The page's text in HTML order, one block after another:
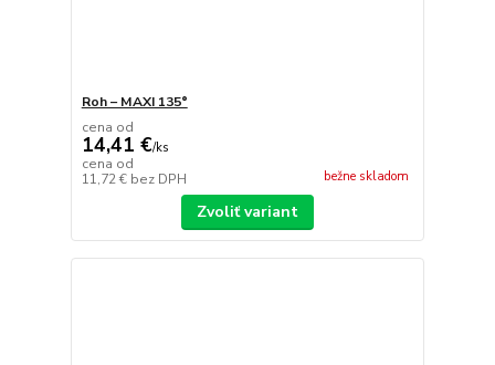
Roh – MAXI 135°
cena od
14,41 €/ks
cena od
11,72 € bez DPH bežne skladom
Zvoliť variant